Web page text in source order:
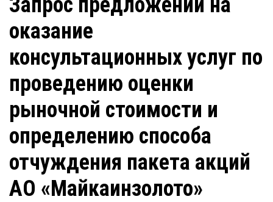
оказание
консультационных услуг по
проведению оценки
рыночной стоимости и
определению способа
отчуждения пакета акций
АО «Майкаинзолото»